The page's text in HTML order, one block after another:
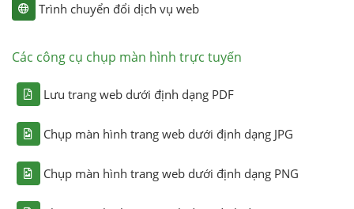
Trình chuyển đổi dịch vụ web
Các công cụ chụp màn hình trực tuyến
Lưu trang web dưới định dạng PDF
Chụp màn hình trang web dưới định dạng JPG
Chụp màn hình trang web dưới định dạng PNG